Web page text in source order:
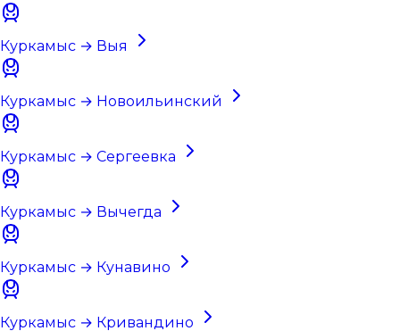
Куркамыс → Выя
Куркамыс → Новоильинский
Куркамыс → Сергеевка
Куркамыс → Вычегда
Куркамыс → Кунавино
Куркамыс → Кривандино